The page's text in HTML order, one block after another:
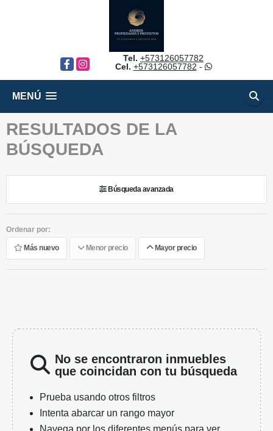
FacebookInstagram
Tel. +573126057782
Cel. +573126057782 -
MENÚ
RESULTADOS DE LA
BÚSQUEDA
Búsqueda avanzada
Ordenar por:
Más nuevo Menor precio Mayor precio
No se encontraron inmuebles
que coincidan con tu búsqueda
Prueba usando otros filtros
Intenta abarcar un rango mayor
Navega por los diferentes menús para ver